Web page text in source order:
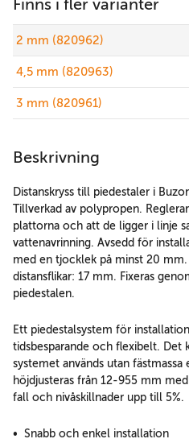
Finns i fler varianter
2 mm (820962)
4,5 mm (820963)
3 mm (820961)
Beskrivning
Distanskryss till piedestaler i
Tillverkad av polypropen.
plattorna och att de ligger i linje
vattenavrinning. Avsedd för
med en tjocklek på minst 20
distansflikar: 17 mm. Fixeras
piedestalen.
Ett piedestalsystem för
tidsbesparande och flexibelt. Det
systemet används utan
höjdjusteras från 12-955 mm
fall och nivåskillnader upp till 5%.
• Snabb och enkel installation